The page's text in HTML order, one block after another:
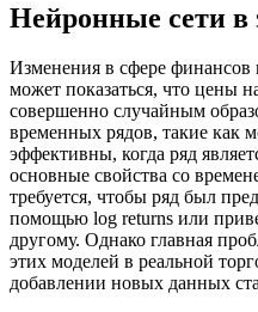
Нейронные сети в
Изменения в сфере финансов
может показаться, что цены
совершенно случайным
временных рядов, такие как
эффективны, когда ряд
основные свойства со
требуется, чтобы ряд был
помощью log returns или
другому. Однако главная
этих моделей в реальной
добавлении новых данных